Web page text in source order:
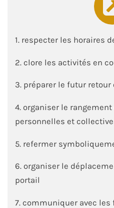
1. respecter les horaires
2. clore les activités en
3. préparer le futur retour
4. organiser le
personnelles et
5. refermer
6. organiser le
portail
7. communiquer avec